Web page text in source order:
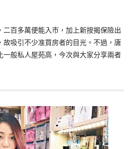
二百多萬便能入市，加上新按揭保險出
故吸引不少准買房者的目光。不過，唐
一般私人屋苑高，今次與大家分享兩者